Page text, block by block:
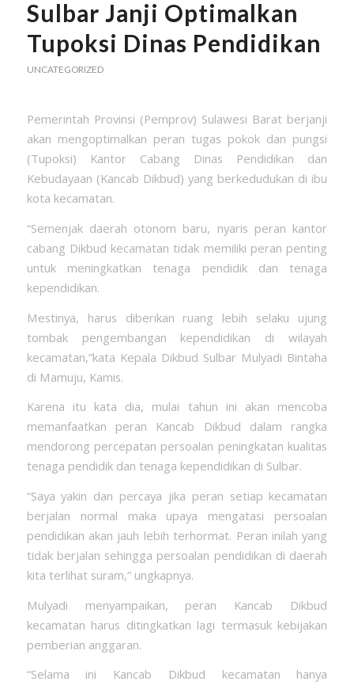
Sulbar Janji Optimalkan
Tupoksi Dinas Pendidikan
UNCATEGORIZED
Pemerintah Provinsi (Pemprov) Sulawesi Barat berjanji
akan mengoptimalkan peran tugas pokok dan pungsi
(Tupoksi) Kantor Cabang Dinas Pendidikan dan
Kebudayaan (Kancab Dikbud) yang berkedudukan di ibu
kota kecamatan.
“Semenjak daerah otonom baru, nyaris peran kantor
cabang Dikbud kecamatan tidak memiliki peran penting
untuk meningkatkan tenaga pendidik dan tenaga
kependidikan.
Mestinya, harus diberikan ruang lebih selaku ujung
tombak pengembangan kependidikan di wilayah
kecamatan,”kata Kepala Dikbud Sulbar Mulyadi Bintaha
di Mamuju, Kamis.
Karena itu kata dia, mulai tahun ini akan mencoba
memanfaatkan peran Kancab Dikbud dalam rangka
mendorong percepatan persoalan peningkatan kualitas
tenaga pendidik dan tenaga kependidikan di Sulbar.
“Saya yakin dan percaya jika peran setiap kecamatan
berjalan normal maka upaya mengatasi persoalan
pendidikan akan jauh lebih terhormat. Peran inilah yang
tidak berjalan sehingga persoalan pendidikan di daerah
kita terlihat suram,” ungkapnya.
Mulyadi menyampaikan, peran Kancab Dikbud
kecamatan harus ditingkatkan lagi termasuk kebijakan
pemberian anggaran.
“Selama ini Kancab Dikbud kecamatan hanya